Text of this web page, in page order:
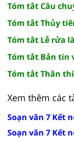
Tóm tắt Câu
Tóm tắt Thủy
Tóm tắt Lễ rửa
Tóm tắt Bản tin
Tóm tắt Thân
Xem thêm các
Soạn văn 7 Kết
Soạn văn 7 Kết